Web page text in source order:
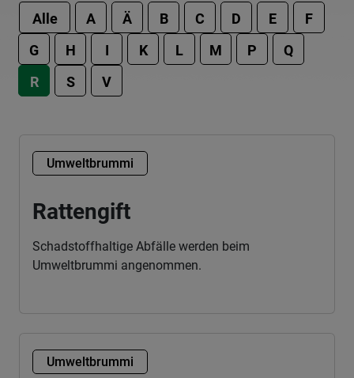
Alle A Ä B C D E
F
G
H I K L M P
Q
R
S V
Umweltbrummi
Rattengift
Schadstoffhaltige Abfälle werden beim
Umweltbrummi angenommen.
Umweltbrummi